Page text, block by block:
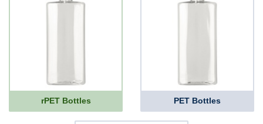
rPET Bottles PET Bottles